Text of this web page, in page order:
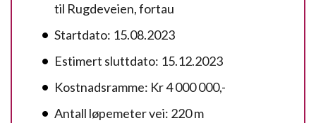
til Rugdeveien, fortau
Startdato: 15.08.2023
Estimert sluttdato: 15.12.2023
Kostnadsramme: Kr 4 000 000,-
Antall løpemeter vei: 220 m